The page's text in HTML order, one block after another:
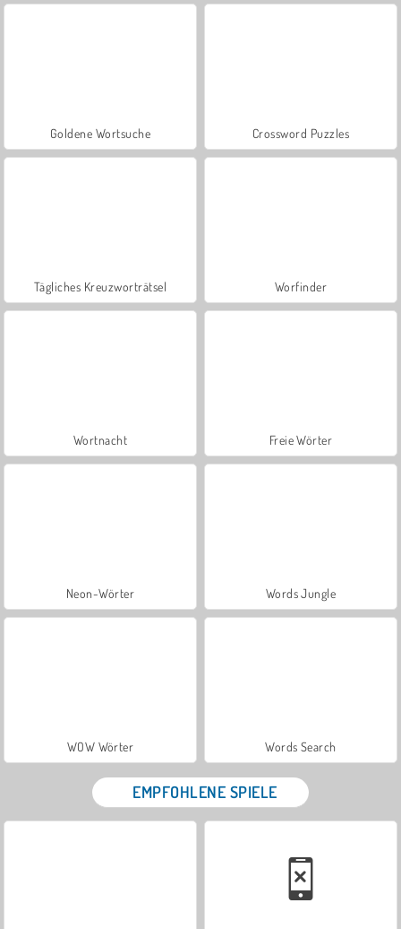
Goldene Wortsuche Crossword Puzzles
Tägliches Kreuzworträtsel Worfinder
Wortnacht Freie Wörter
Neon-Wörter Words Jungle
WOW Wörter Words Search
EMPFOHLENE SPIELE